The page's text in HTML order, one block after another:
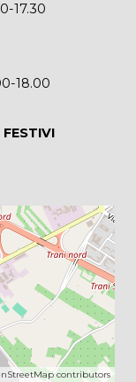
17.30
18.00
contributors